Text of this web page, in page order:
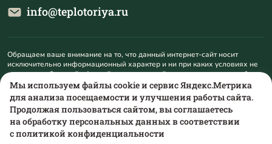
info@teplotoriya.ru
Обращаем ваше внимание на то, что данный интернет-сайт носит
исключительно информационный характер и ни при каких условиях не
является публичной офертой, определяемой положениями пункта 1
статьи 437 Гражданского кодекса Российской Федерации. Для
получения подробной информации о наличии и стоимости указанных
товаров и (или) услуг, пожалуйста, обращайтесь на mail@teplotoriya.ru.
Мы используем файлы cookie и сервис Яндекс.Метрика
для анализа посещаемости и улучшения работы сайта.
Продолжая пользоваться сайтом, вы соглашаетесь
на обработку персональных данных в соответствии
сполитикой конфиденциальности